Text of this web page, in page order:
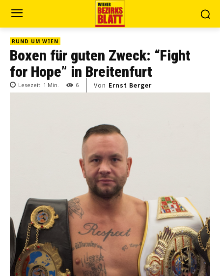
RUND UM WIEN
Boxen für guten Zweck: “Fight
for Hope” in Breitenfurt
Lesezeit: 1 Min. 6 Von Ernst Berger